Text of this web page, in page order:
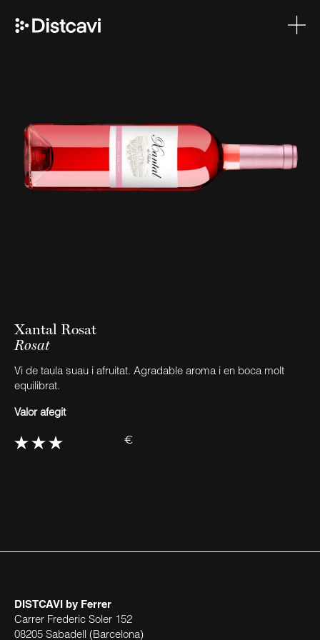
Xantal Rosat
Rosat
Vi de taula suau i afruitat. Agradable aroma i en boca molt
equilibrat.
Valor afegit
€
DISTCAVI by Ferrer
Carrer Frederic Soler 152
08205 Sabadell (Barcelona)